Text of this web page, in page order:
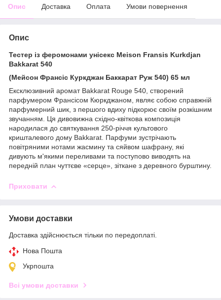
Опис Доставка Оплата Умови повернення
Опис
Тестер із феромонами унісекс Meison Fransis Kurkdjan
Bakkarat 540
(Мейсон Франсіс Куркджан Баккарат Руж 540) 65 мл
Ексклюзивний аромат Bakkarat Rouge 540, створений
парфумером Франсісом Кюркджаном, являє собою справжній
парфумерний шик, з першого вдиху підкорює своїм розкішним
звучанням. Ця дивовижна східно-квіткова композиція
народилася до святкування 250-річчя культового
кришталевого дому Bakkarat. Парфуми зустрічають
повітряними нотами жасмину та сяйвом шафрану, які
дивують м'якими переливами та поступово виводять на
передній план чуттєве «серце», зіткане з деревного бурштину.
Приховати
Умови доставки
Доставка здійснюється тільки по передоплаті.
Нова Пошта
Укрпошта
Всі умови доставки